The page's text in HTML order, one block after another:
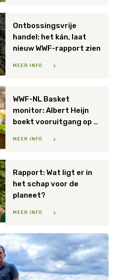
Ontbossingsvrije
handel: het kán, laat
nieuw WWF-rapport zien
MEER INFO
WWF-NL Basket
monitor: Albert Heijn
boekt vooruitgang op diverse duurzaamheidsthema’s
MEER INFO
Rapport: Wat ligt er in
het schap voor de
planeet?
MEER INFO